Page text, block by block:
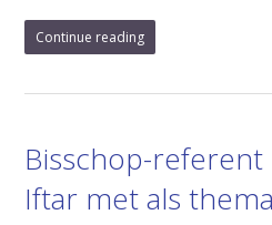
Continue reading
Bisschop-referent
Iftar met als